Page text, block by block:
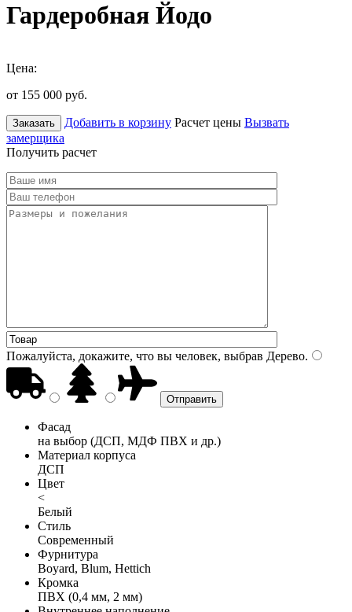
Гардеробная Йодо
Цена:
от 155 000 руб.
Заказать Добавить в корзину Расчет цены Вызвать
замерщика
Получить расчет
Пожалуйста, докажите, что вы человек, выбрав Дерево.
Фасад
на выбор (ДСП, МДФ ПВХ и др.)
Материал корпуса
ДСП
Цвет
<
Белый
Стиль
Современный
Фурнитура
Boyard, Blum, Hettich
Кромка
ПВХ (0,4 мм, 2 мм)